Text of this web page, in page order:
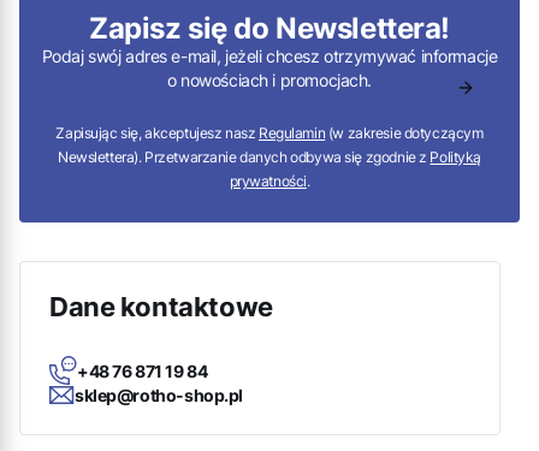
Zapisz się do Newslettera!
Podaj swój adres e-mail, jeżeli chcesz otrzymywać informacje
o nowościach i promocjach.
Zapisując się, akceptujesz nasz Regulamin (w zakresie dotyczącym
Newslettera). Przetwarzanie danych odbywa się zgodnie z Polityką
prywatności.
Dane kontaktowe
+48 76 871 19 84
sklep@rotho-shop.pl